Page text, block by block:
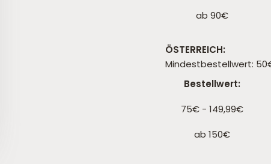
ab 90€
ÖSTERREICH:
Mindestbestellwert:
Bestellwert:
75€ - 149,99€
ab 150€